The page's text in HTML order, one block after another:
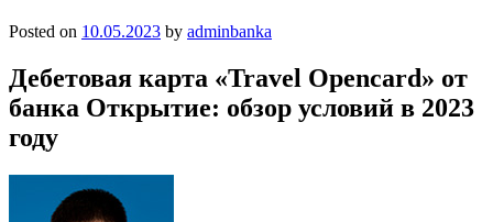
Posted on 10.05.2023 by adminbanka
Дебетовая карта «Travel Opencard» от
банка Открытие: обзор условий в 2023
году